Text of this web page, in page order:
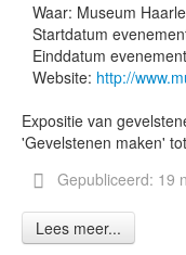
Waar: Museum
Startdatum
Einddatum
Website: http://
Expositie van
'Gevelstenen maken'
Gepubliceerd: 19
Lees meer...